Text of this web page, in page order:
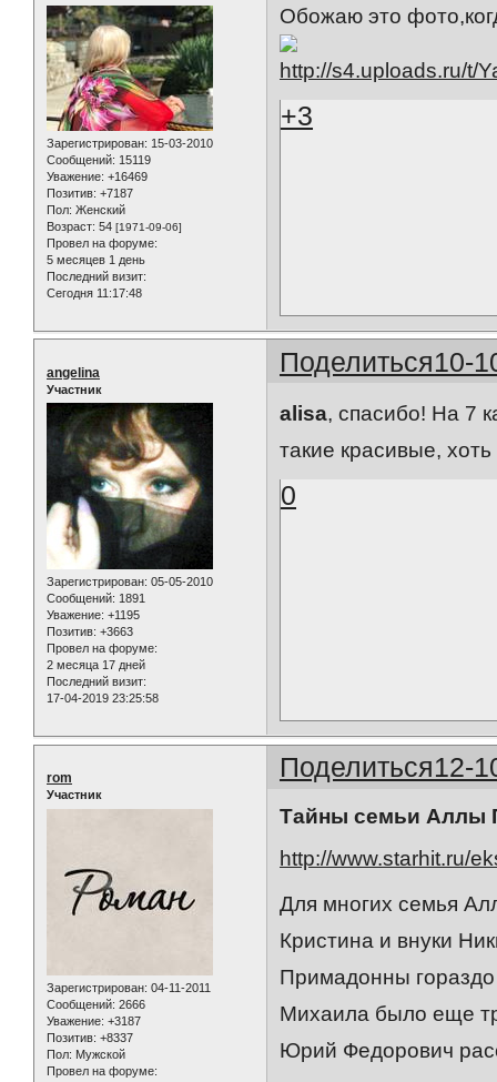
Зарегистрирован: 15-03-2010
Сообщений: 15119
Уважение: +16469
Позитив: +7187
Пол: Женский
Возраст: 54 [1971-09-06]
Провел на форуме:
5 месяцев 1 день
Последний визит:
Сегодня 11:17:48
Обожаю это
+3
Поделиться10-
angelina
Участник
Зарегистрирован: 05-05-2010
Сообщений: 1891
Уважение: +1195
Позитив: +3663
Провел на форуме:
2 месяца 17 дней
Последний визит:
17-04-2019 23:25:58
alisa, спасибо! На 7
такие красивые,
0
Поделиться12-
rom
Участник
Зарегистрирован: 04-11-2011
Сообщений: 2666
Уважение: +3187
Позитив: +8337
Пол: Мужской
Провел на форуме:
Тайны семьи Аллы
http://www.starhit.ru/
Для многих семья
Кристина и внуки
Примадонны
Михаила было еще
Юрий Федорович